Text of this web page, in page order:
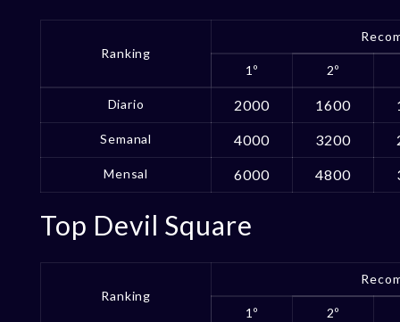
Ranking
1º 2º
Diario 2000 1600
Semanal 4000 3200
Mensal 6000 4800
Top Devil Square
Ranking
1º 2º